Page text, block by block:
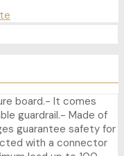
board.- It comes
guardrail.- Made of
guarantee safety for
with a connector